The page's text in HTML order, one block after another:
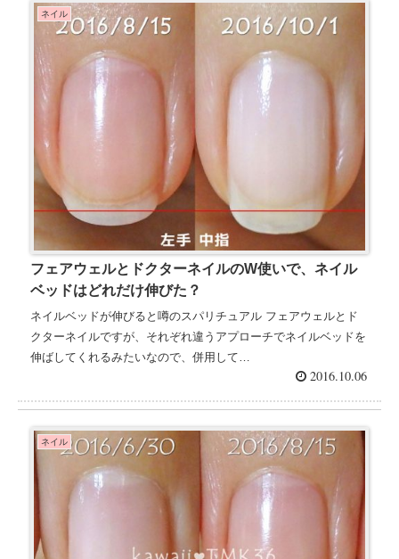
ネイル
フェアウェルとドクターネイルのW使いで、ネイル
ベッドはどれだけ伸びた？
ネイルベッドが伸びると噂のスパリチュアル フェアウェルとド
クターネイルですが、それぞれ違うアプローチでネイルベッドを
伸ばしてくれるみたいなので、併用して…
2016.10.06
ネイル